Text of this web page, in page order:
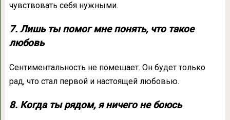
чувствовать себя нужными.
7. Лишь ты помог мне понять, что такое
любовь
Сентиментальность не помешает. Он будет только
рад, что стал первой и настоящей любовью.
8. Когда ты рядом, я ничего не боюсь